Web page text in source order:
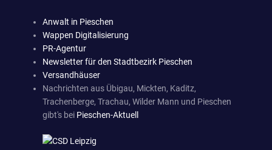
Anwalt in Pieschen
Wappen Digitalisierung
PR-Agentur
Newsletter für den Stadtbezirk Pieschen
Versandhäuser
Nachrichten aus Übigau, Mickten, Kaditz,
Trachenberge, Trachau, Wilder Mann und Pieschen
gibt's bei Pieschen-Aktuell